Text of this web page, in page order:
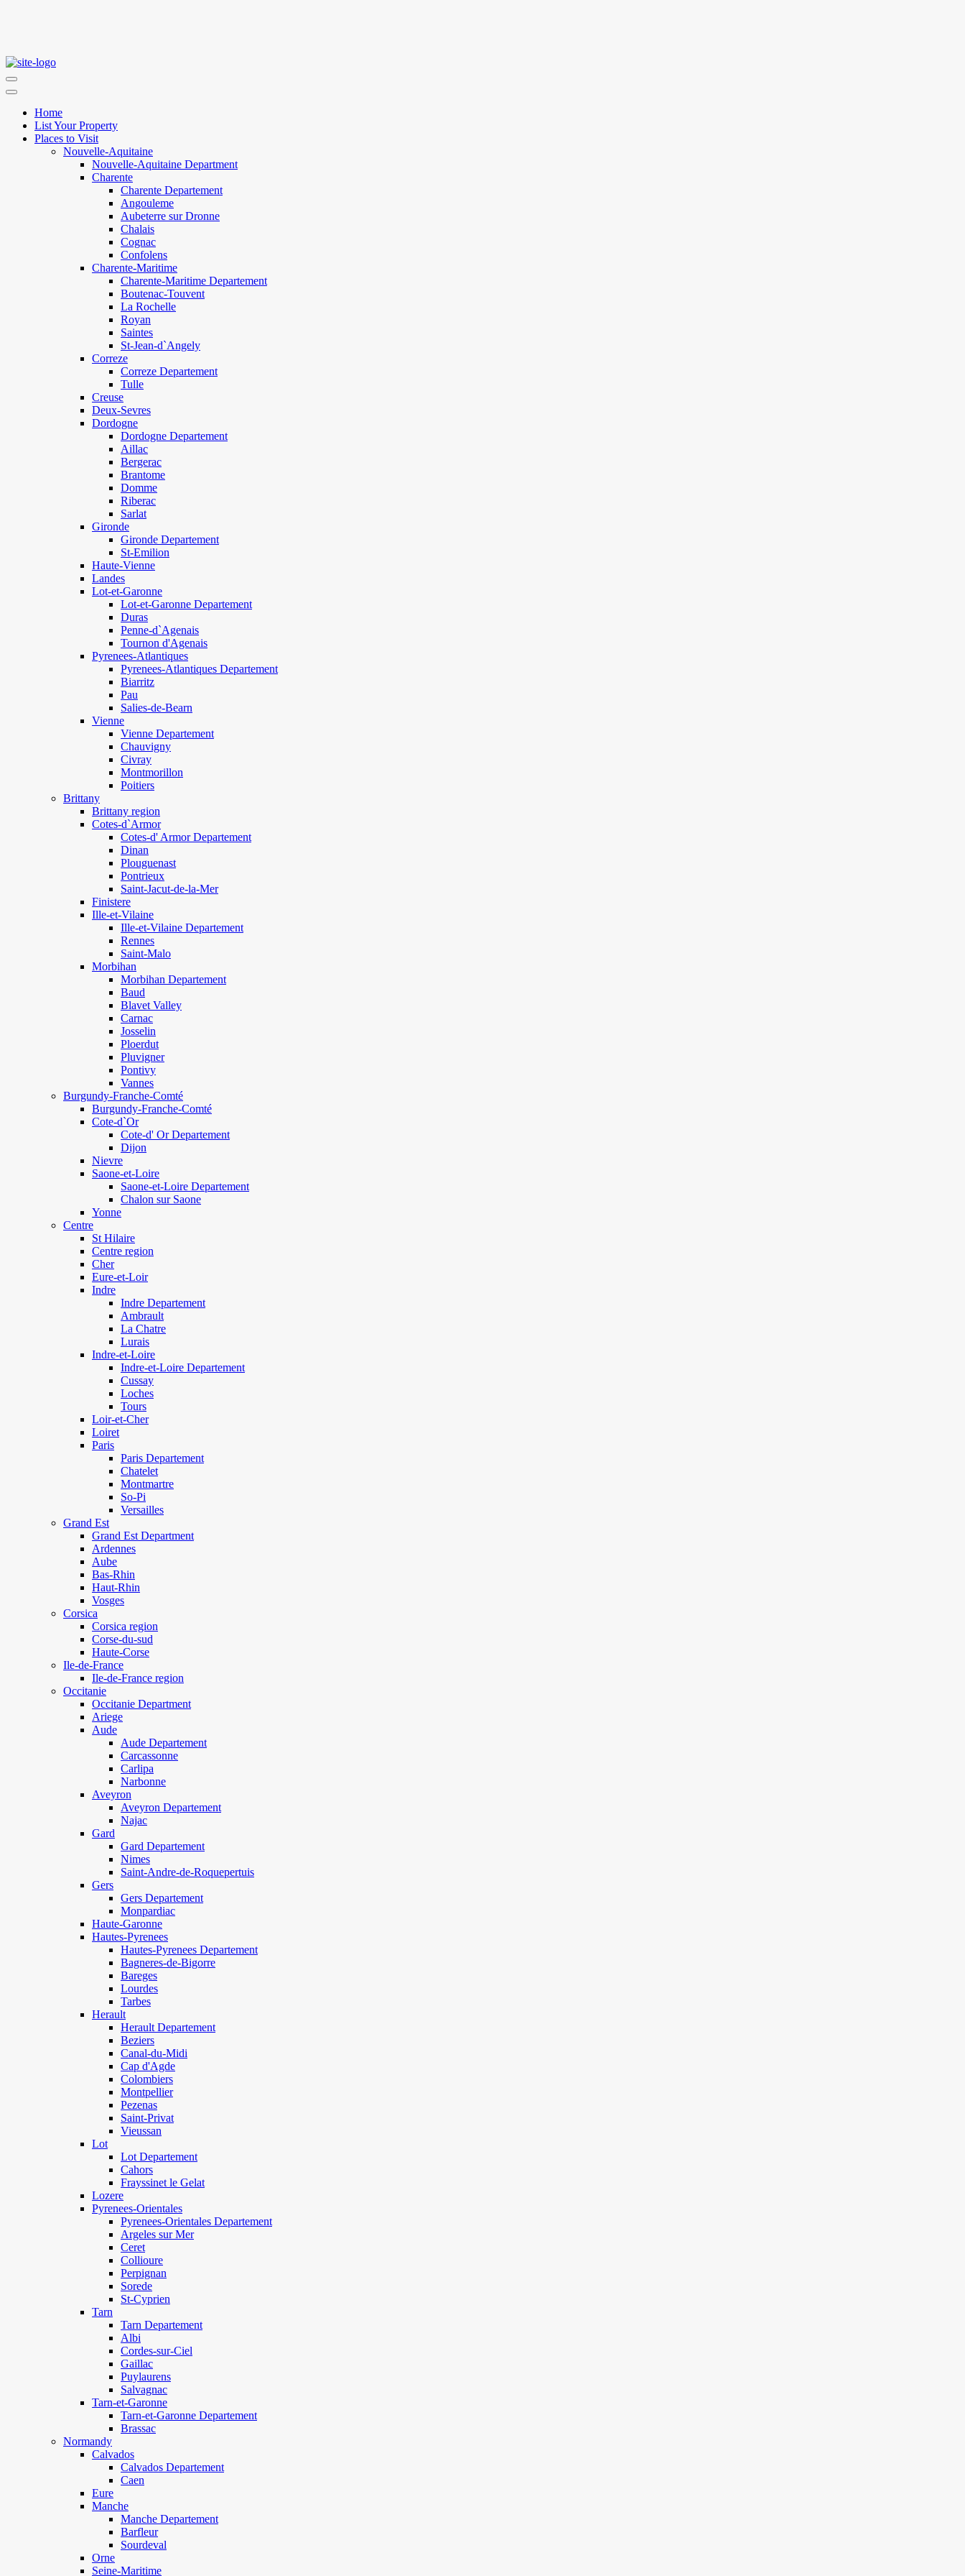
Home
List Your Property
Places to Visit
Nouvelle-Aquitaine
Nouvelle-Aquitaine Department
Charente
Charente Departement
Angouleme
Aubeterre sur Dronne
Chalais
Cognac
Confolens
Charente-Maritime
Charente-Maritime Departement
Boutenac-Touvent
La Rochelle
Royan
Saintes
St-Jean-d`Angely
Correze
Correze Departement
Tulle
Creuse
Deux-Sevres
Dordogne
Dordogne Departement
Aillac
Bergerac
Brantome
Domme
Riberac
Sarlat
Gironde
Gironde Departement
St-Emilion
Haute-Vienne
Landes
Lot-et-Garonne
Lot-et-Garonne Departement
Duras
Penne-d`Agenais
Tournon d'Agenais
Pyrenees-Atlantiques
Pyrenees-Atlantiques Departement
Biarritz
Pau
Salies-de-Bearn
Vienne
Vienne Departement
Chauvigny
Civray
Montmorillon
Poitiers
Brittany
Brittany region
Cotes-d`Armor
Cotes-d' Armor Departement
Dinan
Plouguenast
Pontrieux
Saint-Jacut-de-la-Mer
Finistere
Ille-et-Vilaine
Ille-et-Vilaine Departement
Rennes
Saint-Malo
Morbihan
Morbihan Departement
Baud
Blavet Valley
Carnac
Josselin
Ploerdut
Pluvigner
Pontivy
Vannes
Burgundy-Franche-Comté
Burgundy-Franche-Comté
Cote-d`Or
Cote-d' Or Departement
Dijon
Nievre
Saone-et-Loire
Saone-et-Loire Departement
Chalon sur Saone
Yonne
Centre
St Hilaire
Centre region
Cher
Eure-et-Loir
Indre
Indre Departement
Ambrault
La Chatre
Lurais
Indre-et-Loire
Indre-et-Loire Departement
Cussay
Loches
Tours
Loir-et-Cher
Loiret
Paris
Paris Departement
Chatelet
Montmartre
So-Pi
Versailles
Grand Est
Grand Est Department
Ardennes
Aube
Bas-Rhin
Haut-Rhin
Vosges
Corsica
Corsica region
Corse-du-sud
Haute-Corse
Ile-de-France
Ile-de-France region
Occitanie
Occitanie Department
Ariege
Aude
Aude Departement
Carcassonne
Carlipa
Narbonne
Aveyron
Aveyron Departement
Najac
Gard
Gard Departement
Nimes
Saint-Andre-de-Roquepertuis
Gers
Gers Departement
Monpardiac
Haute-Garonne
Hautes-Pyrenees
Hautes-Pyrenees Departement
Bagneres-de-Bigorre
Bareges
Lourdes
Tarbes
Herault
Herault Departement
Beziers
Canal-du-Midi
Cap d'Agde
Colombiers
Montpellier
Pezenas
Saint-Privat
Vieussan
Lot
Lot Departement
Cahors
Frayssinet le Gelat
Lozere
Pyrenees-Orientales
Pyrenees-Orientales Departement
Argeles sur Mer
Ceret
Collioure
Perpignan
Sorede
St-Cyprien
Tarn
Tarn Departement
Albi
Cordes-sur-Ciel
Gaillac
Puylaurens
Salvagnac
Tarn-et-Garonne
Tarn-et-Garonne Departement
Brassac
Normandy
Calvados
Calvados Departement
Caen
Eure
Manche
Manche Departement
Barfleur
Sourdeval
Orne
Seine-Maritime